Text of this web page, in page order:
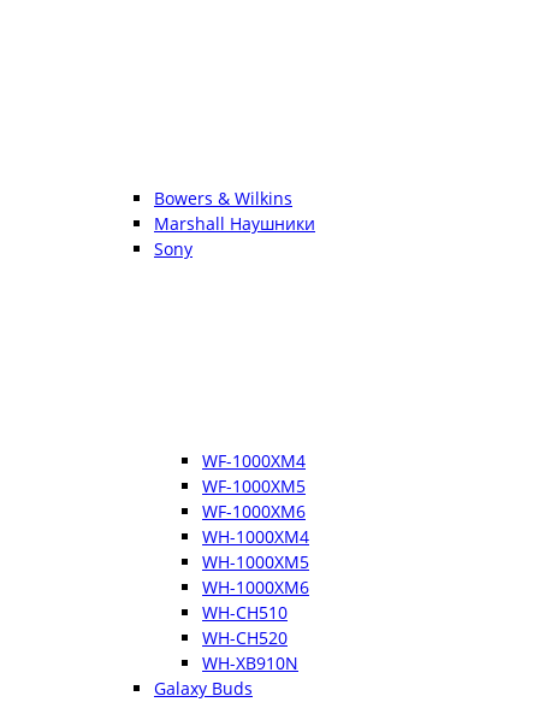
Bowers & Wilkins
Marshall Наушники
Sony
WF-1000XM4
WF-1000XM5
WF-1000XM6
WH-1000XM4
WH-1000XM5
WH-1000XM6
WH-CH510
WH-CH520
WH-XB910N
Galaxy Buds